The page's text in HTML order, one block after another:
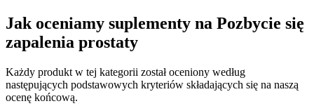
Jak oceniamy suplementy na Pozbycie się
zapalenia prostaty
Każdy produkt w tej kategorii został oceniony według
następujących podstawowych kryteriów składających się na naszą
ocenę końcową.